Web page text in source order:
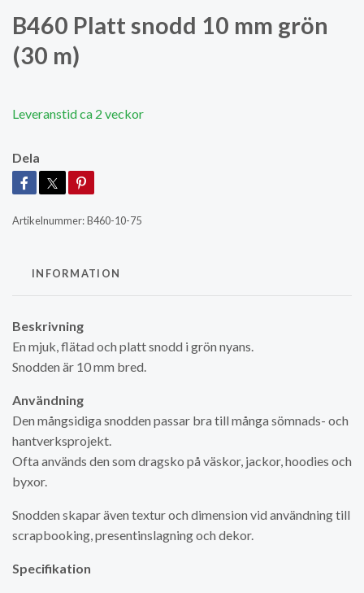
B460 Platt snodd 10 mm grön
(30 m)
Leveranstid ca 2 veckor
Dela
Artikelnummer:B460-10-75
INFORMATION
Beskrivning
En mjuk, flätad och platt snodd i grön nyans.
Snodden är 10 mm bred.
Användning
Den mångsidiga snodden passar bra till många sömnads- och
hantverksprojekt.
Ofta används den som dragsko på väskor, jackor, hoodies och
byxor.
Snodden skapar även textur och dimension vid användning till
scrapbooking, presentinslagning och dekor.
Specifikation